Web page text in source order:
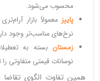
محسوب می‌شود.
پاییز معمولاً بازار
نرخ‌های مناسب‌تر وجود
زمستان بسته به
نوسانات قیمتی متفاوتی را
همین تفاوت الگوی